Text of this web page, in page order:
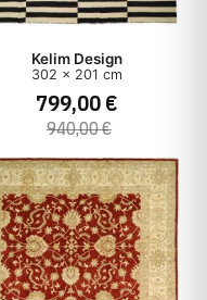
Kelim Design
302 x 201 cm
799,00 €
940,00 €